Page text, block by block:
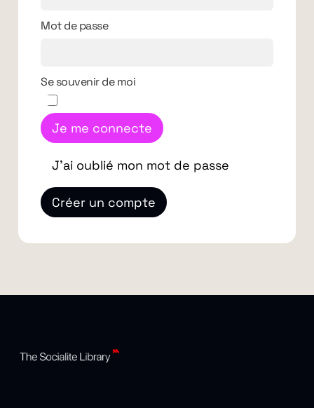
Mot de passe
Se souvenir de moi
Je me connecte
J'ai oublié mon mot de passe
Créer un compte